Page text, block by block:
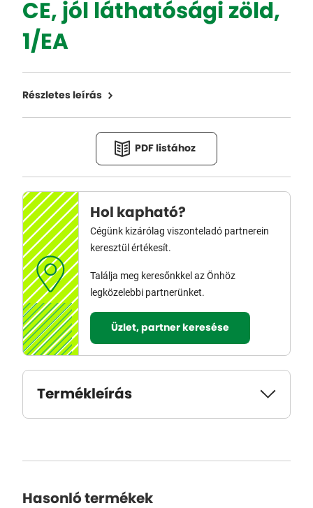
CE, jól láthatósági zöld,
1/EA
Részletes leírás
PDF listához
Hol kapható?
Cégünk kizárólag viszonteladó partnerein
keresztül értékesít.
Találja meg keresőnkkel az Önhöz
legközelebbi partnerünket.
Üzlet, partner keresése
Termékleírás
Hasonló termékek